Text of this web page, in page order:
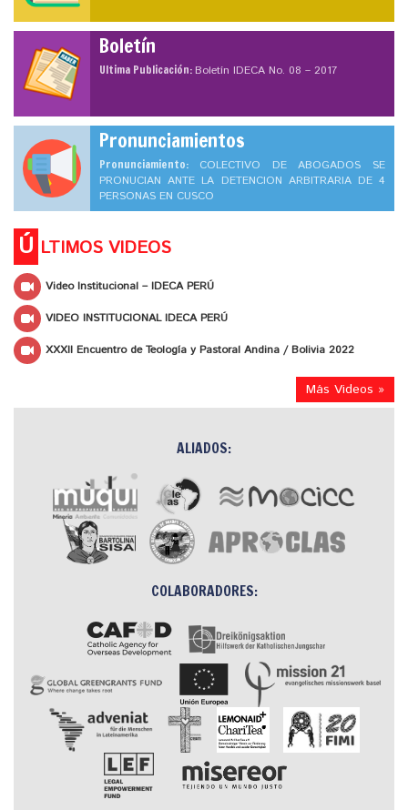
Boletín
Ultima Publicación:Boletín IDECA No. 08 – 2017
Pronunciamientos
Pronunciamiento: COLECTIVO DE ABOGADOS SE
PRONUCIAN ANTE LA DETENCION ARBITRARIA DE 4
PERSONAS EN CUSCO
Ú LTIMOS VIDEOS
Video Institucional – IDECA PERÚ
VIDEO INSTITUCIONAL IDECA PERÚ
XXXII Encuentro de Teología y Pastoral Andina / Bolivia 2022
Más Videos »
ALIADOS:
COLABORADORES: